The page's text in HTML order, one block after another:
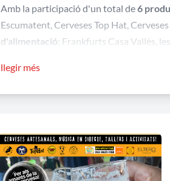
Amb la participació d'un total de6
Escumatent, Cerveses Top Hat,
d'alimentació: Frankfurts Casa Vallès,
també es promocionaran a través dels
llegir més